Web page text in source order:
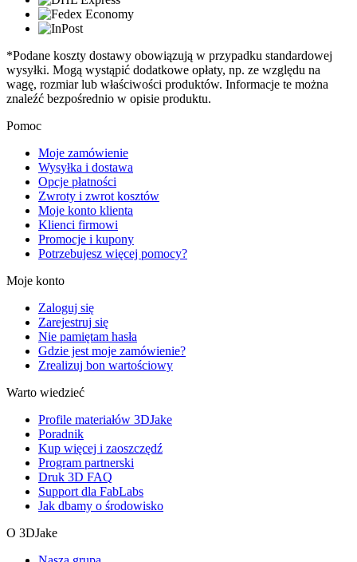
*Podane koszty dostawy obowiązują w przypadku standardowej
wysyłki. Mogą wystąpić dodatkowe opłaty, np. ze względu na
wagę, rozmiar lub właściwości produktów. Informacje te można
znaleźć bezpośrednio w opisie produktu.
Pomoc
Moje zamówienie
Wysyłka i dostawa
Opcje płatności
Zwroty i zwrot kosztów
Moje konto klienta
Klienci firmowi
Promocje i kupony
Potrzebujesz więcej pomocy?
Moje konto
Zaloguj się
Zarejestruj się
Nie pamiętam hasła
Gdzie jest moje zamówienie?
Zrealizuj bon wartościowy
Warto wiedzieć
Profile materiałów 3DJake
Poradnik
Kup więcej i zaoszczędź
Program partnerski
Druk 3D FAQ
Support dla FabLabs
Jak dbamy o środowisko
O 3DJake